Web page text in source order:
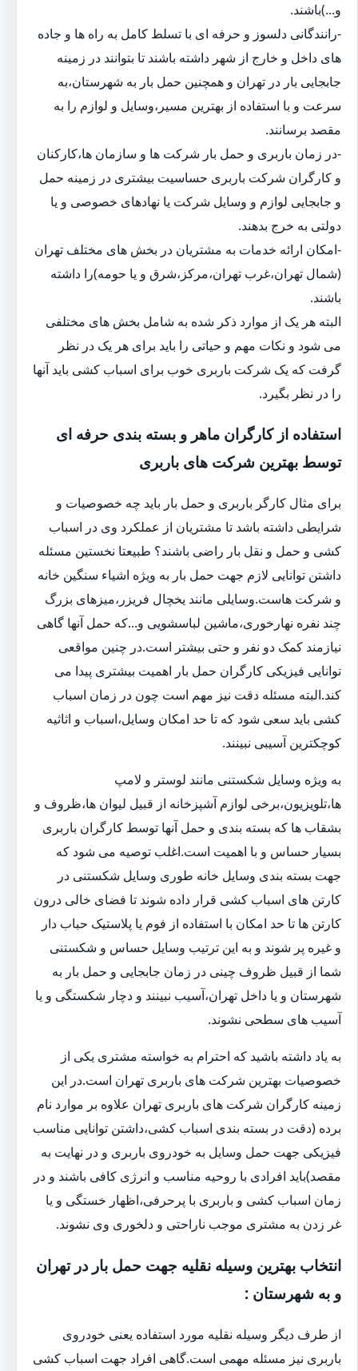
و...)باشند.
-رانندگانی دلسوز و حرفه ای با تسلط کامل به راه ها و جاده
های داخل و خارج از شهر داشته باشند تا بتوانند در زمینه
جابجایی بار در تهران و همچنین حمل بار به شهرستان،به
سرعت و با استفاده از بهترین مسیر،وسایل و لوازم را به
مقصد برسانند.
-در زمان باربری و حمل بار شرکت ها و سازمان ها،کارکنان
و کارگران شرکت باربری حساسیت بیشتری در زمینه حمل
و جابجایی لوازم و وسایل شرکت یا نهادهای خصوصی و یا
دولتی به خرج بدهند.
-امکان ارائه خدمات به مشتریان در بخش های مختلف تهران
(شمال تهران،غرب تهران،مرکز،شرق و یا حومه)را داشته
باشند.
البته هر یک از موارد ذکر شده به شامل بخش های مختلفی
می شود و نکات مهم و حیاتی را باید برای هر یک در نظر
گرفت که یک شرکت باربری خوب برای اسباب کشی باید آنها
را در نظر بگیرد.
استفاده از کارگران ماهر و بسته بندی حرفه ای
توسط بهترین شرکت های باربری
برای مثال کارگر باربری و حمل بار باید چه خصوصیات و
شرایطی داشته باشد تا مشتریان از عملکرد وی در اسباب
کشی و حمل و نقل بار راضی باشند؟ طبیعتا نخستین مسئله
داشتن توانایی لازم جهت حمل بار به ویژه اشیاء سنگین خانه
و شرکت هاست.وسایلی مانند یخچال فریزر،میزهای بزرگ
چند نفره نهارخوری،ماشین لباسشویی و...که حمل آنها گاهی
نیازمند کمک دو نفر و حتی بیشتر است.در چنین مواقعی
توانایی فیزیکی کارگران حمل بار اهمیت بیشتری پیدا می
کند.البته مسئله دقت نیز مهم است چون در زمان اسباب
کشی باید سعی شود که تا حد امکان وسایل،اسباب و اثاثیه
کوچکترین آسیبی نبینند.
به ویژه وسایل شکستنی مانند لوستر و لامپ
ها،تلویزیون،برخی لوازم آشپزخانه از قبیل لیوان ها،ظروف و
بشقاب ها که بسته بندی و حمل آنها توسط کارگران باربری
بسیار حساس و با اهمیت است.اغلب توصیه می شود که
جهت بسته بندی وسایل خانه طوری وسایل شکستنی در
کارتن های اسباب کشی قرار داده شوند تا فضای خالی درون
کارتن ها تا حد امکان با استفاده از فوم یا پلاستیک حباب دار
و غیره پر شوند و به این ترتیب وسایل حساس و شکستنی
شما از قبیل ظروف چینی در زمان جابجایی و حمل بار به
شهرستان و یا داخل تهران،آسیب نبینند و دچار شکستگی و یا
آسیب های سطحی نشوند.
به یاد داشته باشید که احترام به خواسته مشتری یکی از
خصوصیات بهترین شرکت های باربری تهران است.در این
زمینه کارگران شرکت های باربری تهران علاوه بر موارد نام
برده (دقت در بسته بندی اسباب کشی،داشتن توانایی مناسب
فیزیکی جهت حمل وسایل به خودروی باربری و در نهایت به
مقصد)باید افرادی با روحیه مناسب و انرژی کافی باشند و در
زمان اسباب کشی و باربری با پرحرفی،اظهار خستگی و یا
غر زدن به مشتری موجب ناراحتی و دلخوری وی نشوند.
انتخاب بهترین وسیله نقلیه جهت حمل بار در تهران
و به شهرستان :
از طرف دیگر وسیله نقلیه مورد استفاده یعنی خودروی
باربری نیز مسئله مهمی است.گاهی افراد جهت اسباب کشی